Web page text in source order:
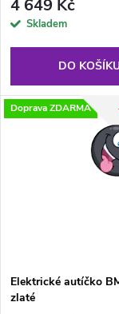
4 649 Kč
Skladem
DO
Doprava ZDARMA
Elektrické autíčko
zlaté